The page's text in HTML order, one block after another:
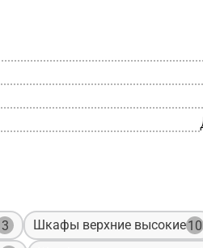
3 Шкафы верхние высокие10